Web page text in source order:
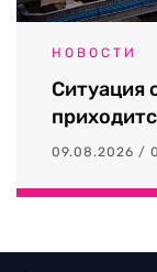
НОВОСТИ
Ситуация
09.08.2026 /